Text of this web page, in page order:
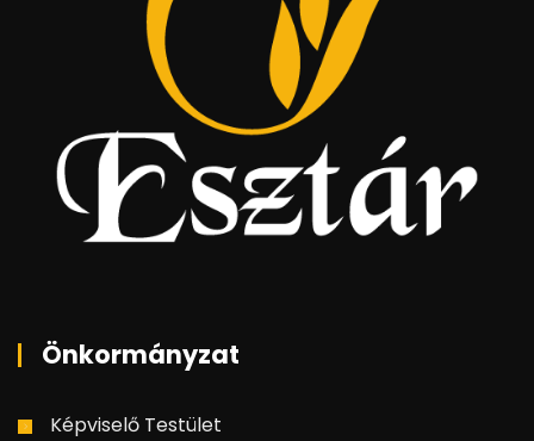
Önkormányzat
Képviselő Testület